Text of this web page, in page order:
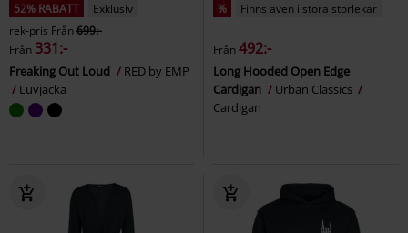
52% RABATT
Exklusiv
rek-pris Från699:-
Från 331:-
Freaking Out Loud
RED by EMP
Luvjacka
% Finns även i stora storlekar
Från492:-
Long Hooded Open Edge
Cardigan
Urban Classics
Cardigan